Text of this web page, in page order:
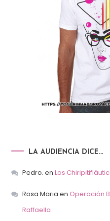
LA AUDIENCIA DICE…
Pedro. en Los
Rosa Maria en Operación
Raffaella